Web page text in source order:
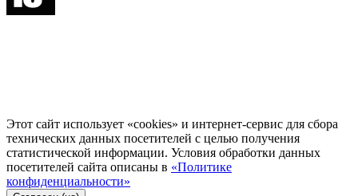
Этот сайт использует «cookies» и интернет-сервис для сбора
технических данных посетителей с целью получения
статистической информации. Условия обработки данных
посетителей сайта описаны в «Политике
конфиденциальности»